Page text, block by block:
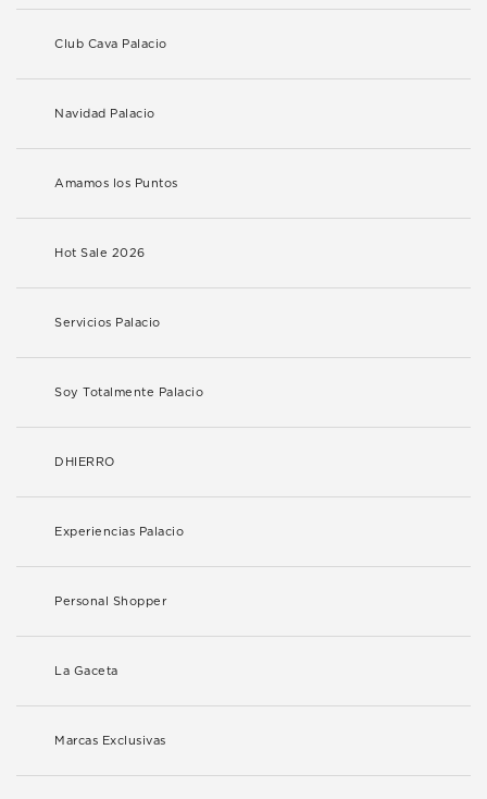
Club Cava Palacio
Navidad Palacio
Amamos los Puntos
Hot Sale 2026
Servicios Palacio
Soy Totalmente Palacio
DHIERRO
Experiencias Palacio
Personal Shopper
La Gaceta
Marcas Exclusivas